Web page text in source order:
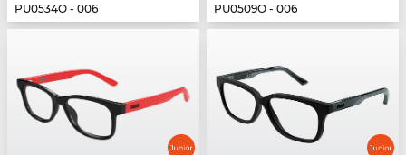
PU0534O - 006
PU0509O - 006